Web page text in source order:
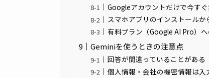
Googleアカウントだけで今す
スマホアプリのインストールか
有料プラン（Google AI Pro）
Geminiを使うときの注意点
回答が間違っていることがあ
個人情報・会社の機密情報は入